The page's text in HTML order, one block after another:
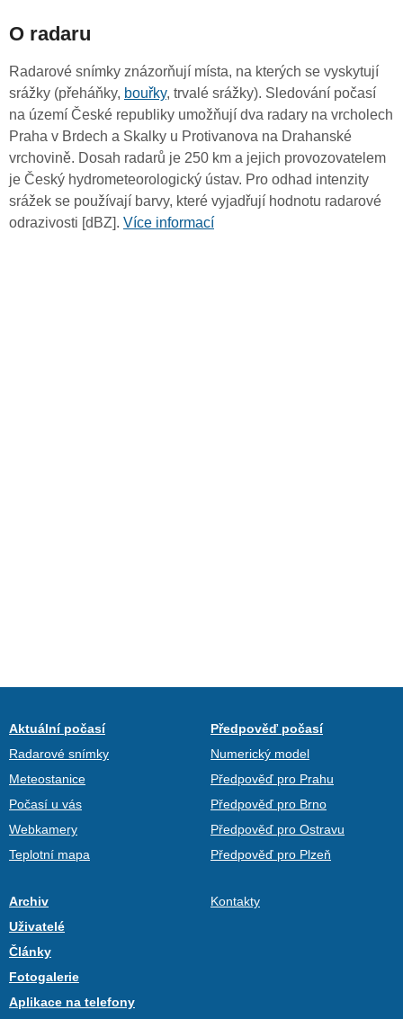
O radaru
Radarové snímky znázorňují místa, na kterých se vyskytují
srážky (přeháňky, bouřky, trvalé srážky). Sledování počasí
na území České republiky umožňují dva radary na vrcholech
Praha v Brdech a Skalky u Protivanova na Drahanské
vrchovině. Dosah radarů je 250 km a jejich provozovatelem
je Český hydrometeorologický ústav. Pro odhad intenzity
srážek se používají barvy, které vyjadřují hodnotu radarové
odrazivosti [dBZ]. Více informací
Aktuální počasí
Radarové snímky
Meteostanice
Počasí u vás
Webkamery
Teplotní mapa
Předpověď počasí
Numerický model
Předpověď pro Prahu
Předpověď pro Brno
Předpověď pro Ostravu
Předpověď pro Plzeň
Archiv
Uživatelé
Články
Fotogalerie
Aplikace na telefony
Kontakty